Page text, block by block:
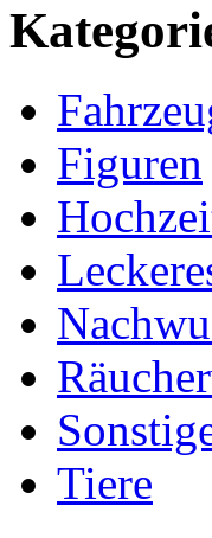
Figuren
Tiere